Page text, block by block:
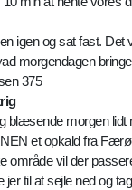
igen og sat fast. Det
morgendagen
375
blæsende morgen
et opkald fra
område vil der
til at sejle ned og